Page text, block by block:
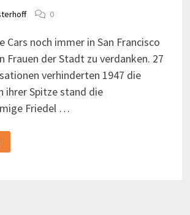
0
Cars noch immer in San Francisco
Frauen der Stadt zu verdanken. 27
verhinderten 1947 die
ihrer Spitze stand die
Friedel …